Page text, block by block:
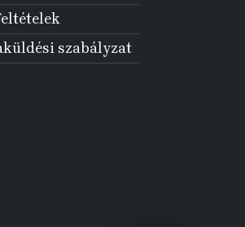
szabályzat